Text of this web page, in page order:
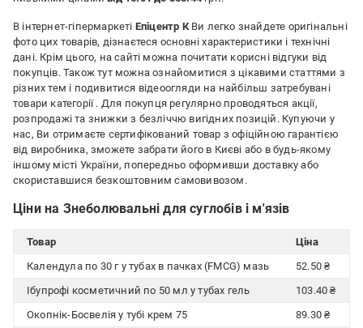
В інтернет-гіпермаркеті Епіцентр КВи легко знайдете оригінальні
фото цих товарів, дізнаєтеся основні характеристики і технічні
дані. Крім цього, на сайті можна почитати корисні відгуки від
покупців. Також тут можна ознайомитися з цікавими статтями з
різних тем і подивитися відеоогляди на найбільш затребувані
товари категорії . Для покупця регулярно проводяться акції,
розпродажі та знижки з безліччю вигідних позицій. Купуючи у
нас, Ви отримаєте сертифікований товар з офіційною гарантією
від виробника, зможете забрати його в Києві або в будь-якому
іншому місті України, попередньо оформивши доставку або
скориставшися безкоштовним самовивозом.
Ціни на Знеболювальні для суглобів і м'язів
Товар
Ціна
Календула по 30 г у тубах в пачках (FMCG) мазь
52.50 ₴
Ібупрофі косметичний по 50 мл у тубах гель
103.40 ₴
Окопнік-Босвелія у тубі крем 75
89.30 ₴